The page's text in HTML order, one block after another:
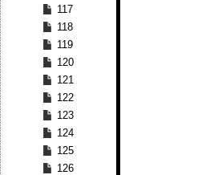
117
118
119
120
121
122
123
124
125
126